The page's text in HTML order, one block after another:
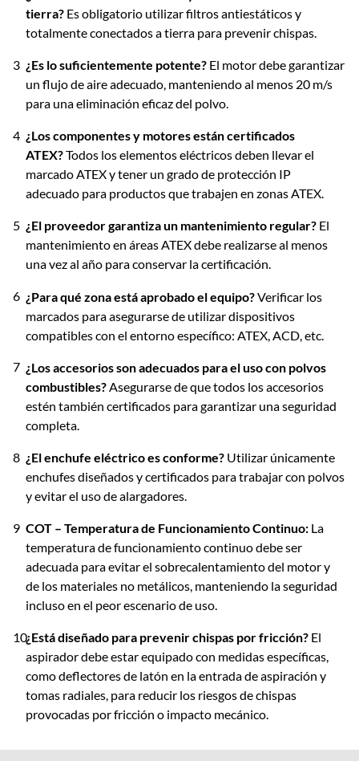
tierra? Es obligatorio utilizar filtros antiestáticos y
totalmente conectados a tierra para prevenir chispas.
¿Es lo suficientemente potente? El motor debe garantizar
un flujo de aire adecuado, manteniendo al menos 20 m/s
para una eliminación eficaz del polvo.
¿Los componentes y motores están certificados
ATEX?Todos los elementos eléctricos deben llevar el
marcado ATEX y tener un grado de protección IP
adecuado para productos que trabajen en zonas ATEX.
¿El proveedor garantiza un mantenimiento regular? El
mantenimiento en áreas ATEX debe realizarse al menos
una vez al año para conservar la certificación.
¿Para qué zona está aprobado el equipo?Verificar los
marcados para asegurarse de utilizar dispositivos
compatibles con el entorno específico: ATEX, ACD, etc.
¿Los accesorios son adecuados para el uso con polvos
combustibles? Asegurarse de que todos los accesorios
estén también certificados para garantizar una seguridad
completa.
¿El enchufe eléctrico es conforme? Utilizar únicamente
enchufes diseñados y certificados para trabajar con polvos
y evitar el uso de alargadores.
COT – Temperatura de Funcionamiento Continuo: La
temperatura de funcionamiento continuo debe ser
adecuada para evitar el sobrecalentamiento del motor y
de los materiales no metálicos, manteniendo la seguridad
incluso en el peor escenario de uso.
¿Está diseñado para prevenir chispas por fricción? El
aspirador debe estar equipado con medidas específicas,
como deflectores de latón en la entrada de aspiración y
tomas radiales, para reducir los riesgos de chispas
provocadas por fricción o impacto mecánico.